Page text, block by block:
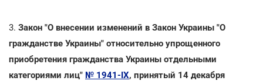
3. Закон "О внесении изменений в Закон Украины "О
гражданстве Украины" относительно упрощенного
приобретения гражданства Украины отдельными
категориями лиц" № 1941-ІХ, принятый 14 декабря